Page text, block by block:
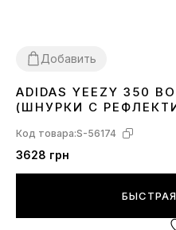
Добавить
36 3738 39 404142 43 444546
ADIDAS YEEZY 350
(ШНУРКИ С
Код товара:S-56174
3628 грн